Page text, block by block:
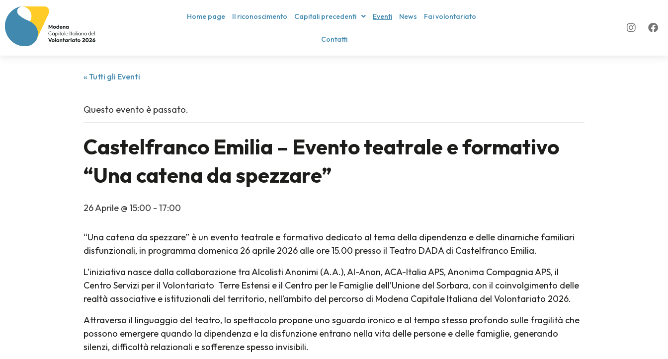
Home page Il riconoscimento Capitali precedenti Eventi News Fai volontariato
Contatti
« Tutti gli Eventi
Questo evento è passato.
Castelfranco Emilia – Evento teatrale e formativo
“Una catena da spezzare”
26 Aprile @ 15:00 - 17:00
“Una catena da spezzare” è un evento teatrale e formativo dedicato al tema della dipendenza e delle dinamiche familiari
disfunzionali, in programma domenica 26 aprile 2026 alle ore 15.00 presso il Teatro DADA di Castelfranco Emilia.
L’iniziativa nasce dalla collaborazione tra Alcolisti Anonimi (A.A.), Al-Anon, ACA-Italia APS, Anonima Compagnia APS, il
Centro Servizi per il Volontariato Terre Estensi e il Centro per le Famiglie dell’Unione del Sorbara, con il coinvolgimento delle
realtà associative e istituzionali del territorio, nell’ambito del percorso di Modena Capitale Italiana del Volontariato 2026.
Attraverso il linguaggio del teatro, lo spettacolo propone uno sguardo ironico e al tempo stesso profondo sulle fragilità che
possono emergere quando la dipendenza e la disfunzione entrano nella vita delle persone e delle famiglie, generando
silenzi, difficoltà relazionali e sofferenze spesso invisibili.